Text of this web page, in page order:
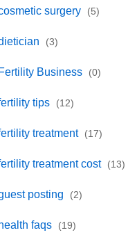
surgery (5)
(3)
Business (0)
tips (12)
treatment (17)
treatment cost (13)
posting (2)
faqs (19)